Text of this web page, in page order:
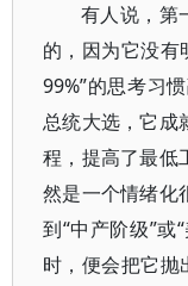
有人说，第
的，因为它没有
99%”的思考习
总统大选，它成
程，提高了最低
然是一个情绪化
到“中产阶级”或
时，便会把它抛